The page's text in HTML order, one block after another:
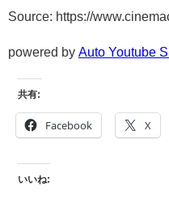
Source: https://
powered by Auto Youtube
共有:
Facebook X
いいね: